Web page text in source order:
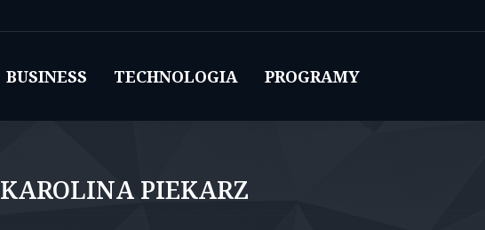
BUSINESS TECHNOLOGIA PROGRAMY
KAROLINA PIEKARZ